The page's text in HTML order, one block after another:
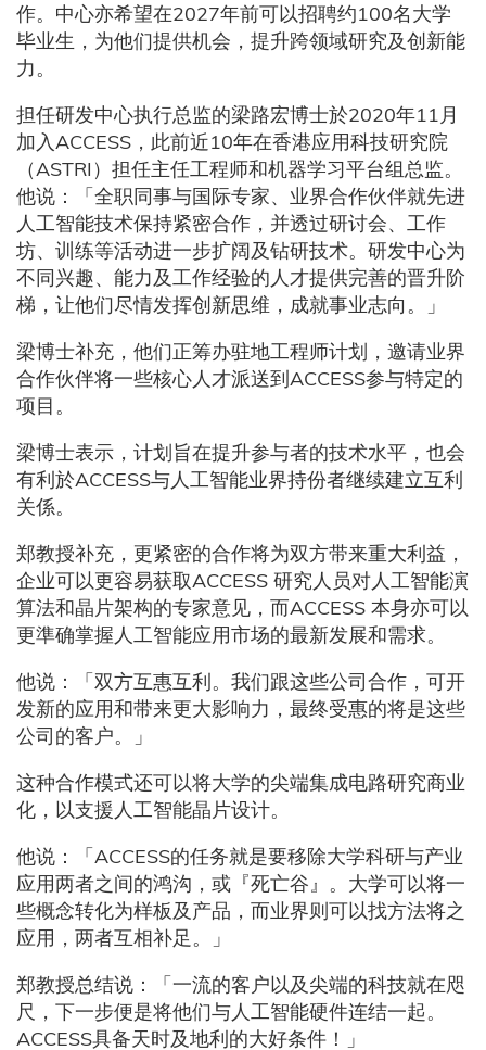
作。中心亦希望在2027年前可以招聘约100名大学
毕业生，为他们提供机会，提升跨领域研究及创新能
力。
担任研发中心执行总监的梁路宏博士於2020年11月
加入ACCESS，此前近10年在香港应用科技研究院
（ASTRI）担任主任工程师和机器学习平台组总监。
他说：「全职同事与国际专家、业界合作伙伴就先进
人工智能技术保持紧密合作，并透过研讨会、工作
坊、训练等活动进一步扩阔及钻研技术。研发中心为
不同兴趣、能力及工作经验的人才提供完善的晋升阶
梯，让他们尽情发挥创新思维，成就事业志向。」
梁博士补充，他们正筹办驻地工程师计划，邀请业界
合作伙伴将一些核心人才派送到ACCESS参与特定的
项目。
梁博士表示，计划旨在提升参与者的技术水平，也会
有利於ACCESS与人工智能业界持份者继续建立互利
关係。
郑教授补充，更紧密的合作将为双方带来重大利益，
企业可以更容易获取ACCESS 研究人员对人工智能演
算法和晶片架构的专家意见，而ACCESS 本身亦可以
更準确掌握人工智能应用市场的最新发展和需求。
他说：「双方互惠互利。我们跟这些公司合作，可开
发新的应用和带来更大影响力，最终受惠的将是这些
公司的客户。」
这种合作模式还可以将大学的尖端集成电路研究商业
化，以支援人工智能晶片设计。
他说：「ACCESS的任务就是要移除大学科研与产业
应用两者之间的鸿沟，或『死亡谷』。大学可以将一
些概念转化为样板及产品，而业界则可以找方法将之
应用，两者互相补足。」
郑教授总结说：「一流的客户以及尖端的科技就在咫
尺，下一步便是将他们与人工智能硬件连结一起。
ACCESS具备天时及地利的大好条件！」